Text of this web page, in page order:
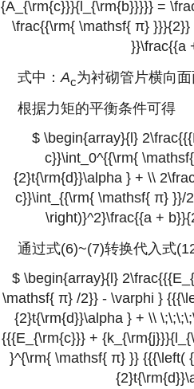
{A_{\rm{c}}}{l_{\rm{b}}}}} =
\frac{{\rm{ \mathsf{ π}
}}\frac{{a
式中： Ac为衬砌管片横向
根据力矩的平衡条件可得
$ \begin{array}{l}
c}}\int_0^{{\rm{
{2}t{\rm{d}}\alpha } + \\
c}}\int_{{\rm{ \mathsf{ π} }}/
\right)}^2}\frac{{a +
通过式(6)~(7)转换代入式
$ \begin{array}{l}
\mathsf{ π} /2}} - \varphi }
{2}t{\rm{d}}\alpha } + \\
{{{E_{\rm{c}}} +
}^{\rm{ \mathsf{ π} }} {{{\left(